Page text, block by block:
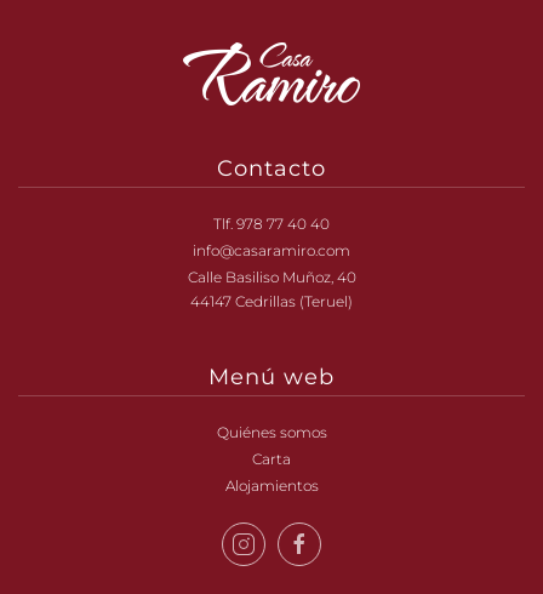
Contacto
Tlf. 978 77 40 40
info@casaramiro.com
Calle Basiliso Muñoz, 40
44147 Cedrillas (Teruel)
Menú web
Quiénes somos
Carta
Alojamientos